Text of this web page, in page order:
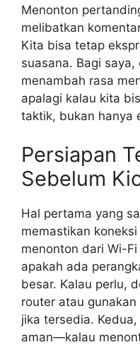
Menonton
melibatkan
Kita bisa tetap
suasana. Bagi
menambah rasa
apalagi kalau kita
taktik, bukan hanya
Persiapan
Sebelum
Hal pertama yang
memastikan
menonton dari Wi-
apakah ada
besar. Kalau perlu,
router atau
jika tersedia.
aman—kalau